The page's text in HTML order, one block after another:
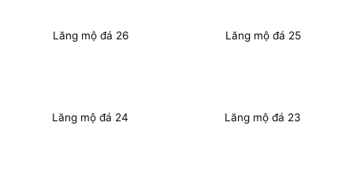
Lăng mộ đá 26 Lăng mộ đá 25
Lăng mộ đá 24 Lăng mộ đá 23